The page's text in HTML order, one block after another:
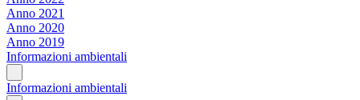
Anno 2021
Anno 2020
Anno 2019
Informazioni ambientali
Informazioni ambientali